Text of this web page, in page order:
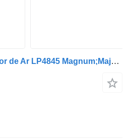
Renault RVI Compressor de Ar LP4845 Magnum;Major 5010295545 pneumatski kompresor za Renault kamiona